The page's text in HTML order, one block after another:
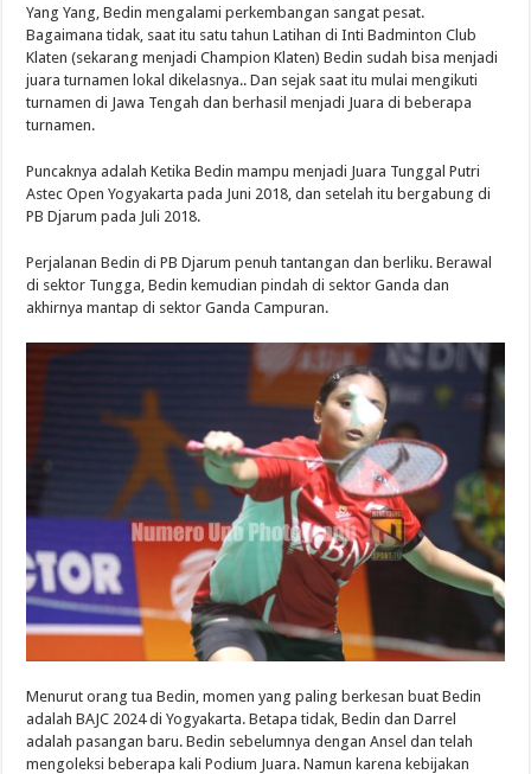
Yang Yang, Bedin mengalami perkembangan sangat pesat.
Bagaimana tidak, saat itu satu tahun Latihan di Inti Badminton Club
Klaten (sekarang menjadi Champion Klaten) Bedin sudah bisa menjadi
juara turnamen lokal dikelasnya.. Dan sejak saat itu mulai mengikuti
turnamen di Jawa Tengah dan berhasil menjadi Juara di beberapa
turnamen.
Puncaknya adalah Ketika Bedin mampu menjadi Juara Tunggal Putri
Astec Open Yogyakarta pada Juni 2018, dan setelah itu bergabung di
PB Djarum pada Juli 2018.
Perjalanan Bedin di PB Djarum penuh tantangan dan berliku. Berawal
di sektor Tungga, Bedin kemudian pindah di sektor Ganda dan
akhirnya mantap di sektor Ganda Campuran.
Menurut orang tua Bedin, momen yang paling berkesan buat Bedin
adalah BAJC 2024 di Yogyakarta. Betapa tidak, Bedin dan Darrel
adalah pasangan baru. Bedin sebelumnya dengan Ansel dan telah
mengoleksi beberapa kali Podium Juara. Namun karena kebijakan